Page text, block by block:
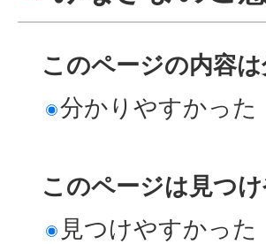
このページの内容
分かりやすかった
このページは見つ
見つけやすかった